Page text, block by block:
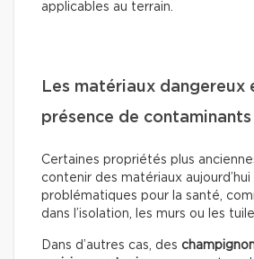
applicables au terrain.
Les matériaux dangereux
présence de contaminants
Certaines propriétés plus
contenir des matériaux
problématiques pour la santé,
dans l’isolation, les murs ou les
Dans d’autres cas, des